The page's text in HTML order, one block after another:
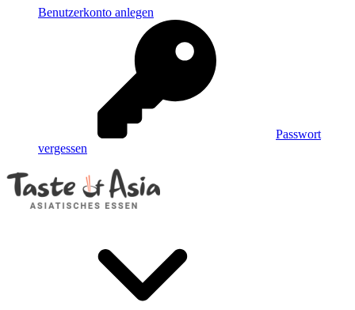
Benutzerkonto anlegen
Passwort
vergessen